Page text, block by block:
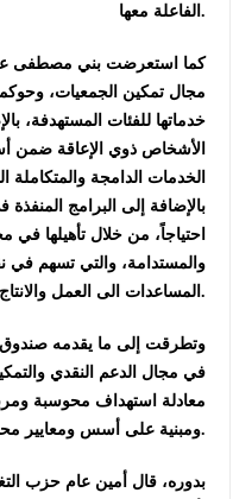
الفاعلة معها.
كما استعرضت بني مصطفى
مجال تمكين الجمعيات،
خدماتها للفئات المستهدفة،
الأشخاص ذوي الإعاقة ضمن
الخدمات الدامجة
بالإضافة إلى البرامج المنفذة
احتياجاً، من خلال تأهيلها في
والمستدامة، والتي تسهم في
المساعدات الى العمل والانتاج.
وتطرقت إلى ما يقدمه صندوق
في مجال الدعم النقدي
معادلة استهداف محوسبة
ومبنية على أسس ومعايير محددة.
بدوره، قال أمين عام حزب